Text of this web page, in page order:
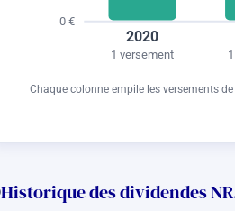
0 €
2020
1 versement
Chaque colonne empile les versements
Historique des dividendes